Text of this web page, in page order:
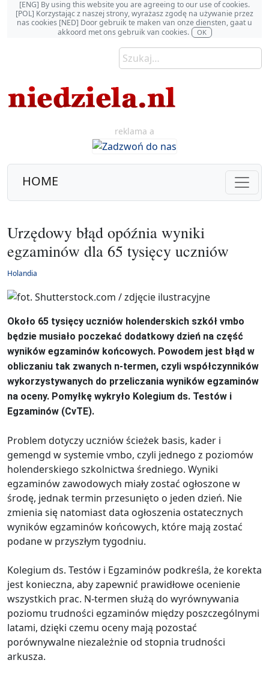
[ENG] By using this website you are agreeing to our use of cookies.
[POL] Korzystając z naszej strony, wyrażasz zgodę na używanie przez
nas cookies [NED] Door gebruik te maken van onze diensten, gaat u
akkoord met ons gebruik van cookies.
OK
reklama a
HOME
Urzędowy błąd opóźnia wyniki
egzaminów dla 65 tysięcy uczniów
Holandia
Około 65 tysięcy uczniów holenderskich szkół vmbo
będzie musiało poczekać dodatkowy dzień na część
wyników egzaminów końcowych. Powodem jest błąd w
obliczaniu tak zwanych n-termen, czyli współczynników
wykorzystywanych do przeliczania wyników egzaminów
na oceny. Pomyłkę wykryło Kolegium ds. Testów i
Egzaminów (CvTE).
Problem dotyczy uczniów ścieżek basis, kader i
gemengd w systemie vmbo, czyli jednego z poziomów
holenderskiego szkolnictwa średniego. Wyniki
egzaminów zawodowych miały zostać ogłoszone w
środę, jednak termin przesunięto o jeden dzień. Nie
zmienia się natomiast data ogłoszenia ostatecznych
wyników egzaminów końcowych, które mają zostać
podane w przyszłym tygodniu.
Kolegium ds. Testów i Egzaminów podkreśla, że korekta
jest konieczna, aby zapewnić prawidłowe ocenienie
wszystkich prac. N-termen służą do wyrównywania
poziomu trudności egzaminów między poszczególnymi
latami, dzięki czemu oceny mają pozostać
porównywalne niezależnie od stopnia trudności
arkusza.